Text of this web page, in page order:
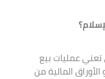
عمليات بيع
المالية من